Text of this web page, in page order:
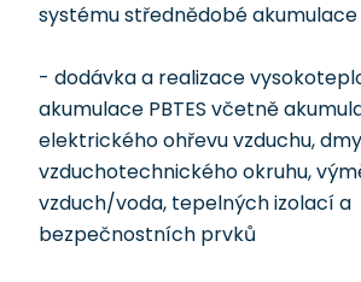
systému střednědobé
- dodávka a realizace
akumulace PBTES včetně
elektrického ohřevu vzduchu,
vzduchotechnického okruhu,
vzduch/voda, tepelných izolací a
bezpečnostních prvků